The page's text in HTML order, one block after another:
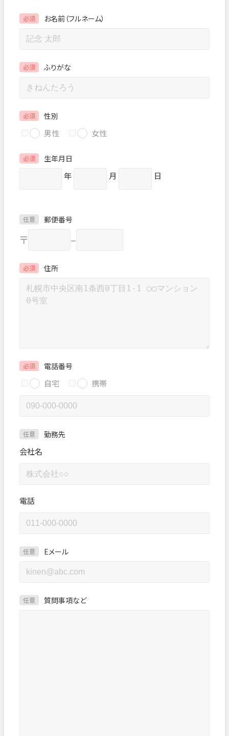
必須 お名前（フルネーム）
必須 ふりがな
必須 性別
男性 女性
必須 生年月日
年 月 日
任意 郵便番号
〒 –
必須 住所
必須 電話番号
自宅 携帯
任意 勤務先
会社名
電話
任意 Eメール
任意 質問事項など